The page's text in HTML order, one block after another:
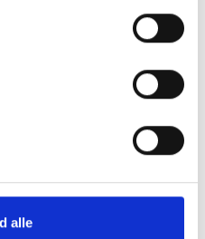
alle
Viden
senest 1. januar